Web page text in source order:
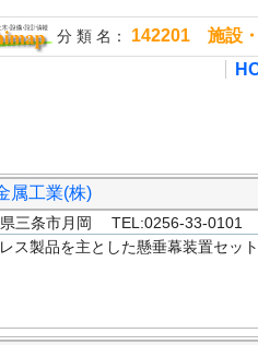
分 類 名： 142201 施設・
属工業(株)
三条市月岡 TEL:0256-33-0101
ス製品を主とした懸垂幕装置セット